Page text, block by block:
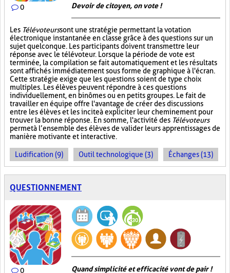
0 Devoir de citoyen, on vote !
Les Télévoteurssont une stratégie permettant la votation
électronique instantanée en classe grâce à des questions sur un
sujet quelconque. Les participants doivent transmettre leur
réponse avec le télévoteur. Lorsque la période de vote est
terminée, la compilation se fait automatiquement et les résultats
sont affichés immédiatement sous forme de graphique à l'écran.
Cette stratégie exige que les questions soient de type choix
multiples. Les élèves peuvent répondre à ces questions
individuellement, en binômes ou en petits groupes. Le fait de
travailler en équipe offre l'avantage de créer des discussions
entre les élèves et les incite à expliciter leur cheminement pour
trouver la bonne réponse. En somme, l'activité des Télévoteurs
permet à l’ensemble des élèves de valider leurs apprentissages de
manière motivante et interactive.
Ludification (9) Outil technologique (3) Échanges (13)
QUESTIONNEMENT
0 Quand simplicité et efficacité vont de pair !